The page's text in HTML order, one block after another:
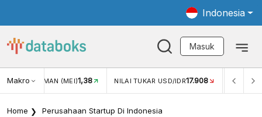
Indonesia
Masuk
MakroWISMAN (MEI)1,38 NILAI TUKAR USD/IDR17.908 INFLASI
Home Perusahaan Startup Di Indonesia